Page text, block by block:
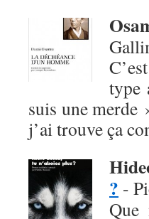
type
suis une merde
j’ai trouve ça
? -
Que